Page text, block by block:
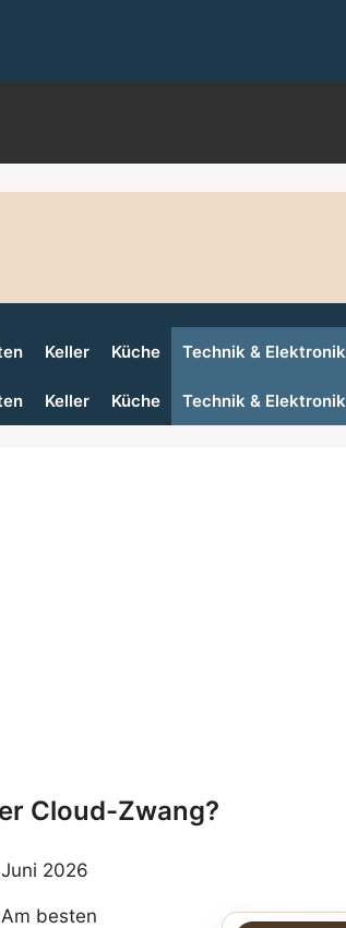
Keller Küche Technik & Elektronik
Keller Küche Technik & Elektronik
Cloud-Zwang?
2026
Am besten